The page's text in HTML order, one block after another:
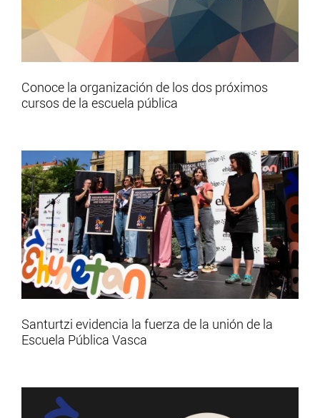
Conoce la organización de los dos próximos
cursos de la escuela pública
Santurtzi evidencia la fuerza de la unión de la
Escuela Pública Vasca